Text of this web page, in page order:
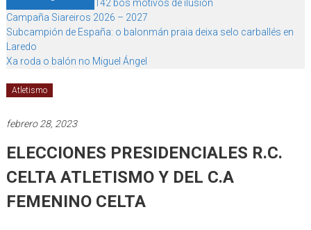
142 bos motivos de ilusión
Campaña Siareiros 2026 – 2027
Subcampión de España: o balonmán praia deixa selo carballés en
Laredo
Xa roda o balón no Miguel Ángel
Atletismo
febrero 28, 2023
ELECCIONES PRESIDENCIALES R.C.
CELTA ATLETISMO Y DEL C.A
FEMENINO CELTA